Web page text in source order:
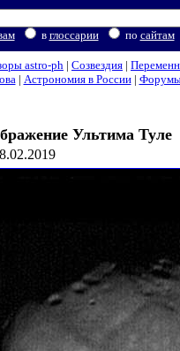
в глоссарии по сайтам
astro-ph | Созвездия |
| Астрономия в России|
Ультима Туле